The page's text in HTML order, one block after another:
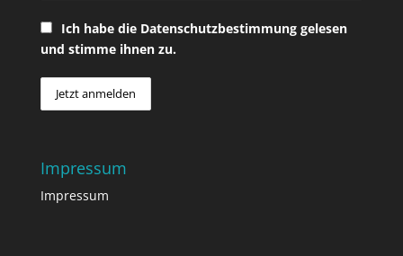
Ich habe die Datenschutzbestimmung gelesen
und stimme ihnen zu.
Impressum
Impressum